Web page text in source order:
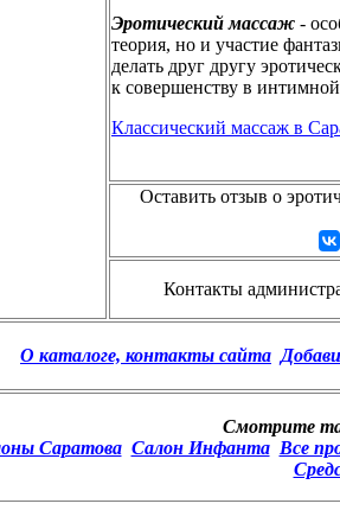
Эротический массаж -
теория, но и участие
делать друг другу
к совершенству в
Классический массаж в
Оставить отзыв о
Контакты
О каталоге, контакты сайта
Смотрите
Саратова Салон Инфанта Все